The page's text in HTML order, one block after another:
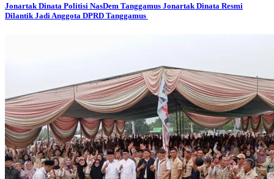
Jonartak Dinata Politisi NasDem Tanggamus Jonartak Dinata Resmi
Dilantik Jadi Anggota DPRD Tanggamus